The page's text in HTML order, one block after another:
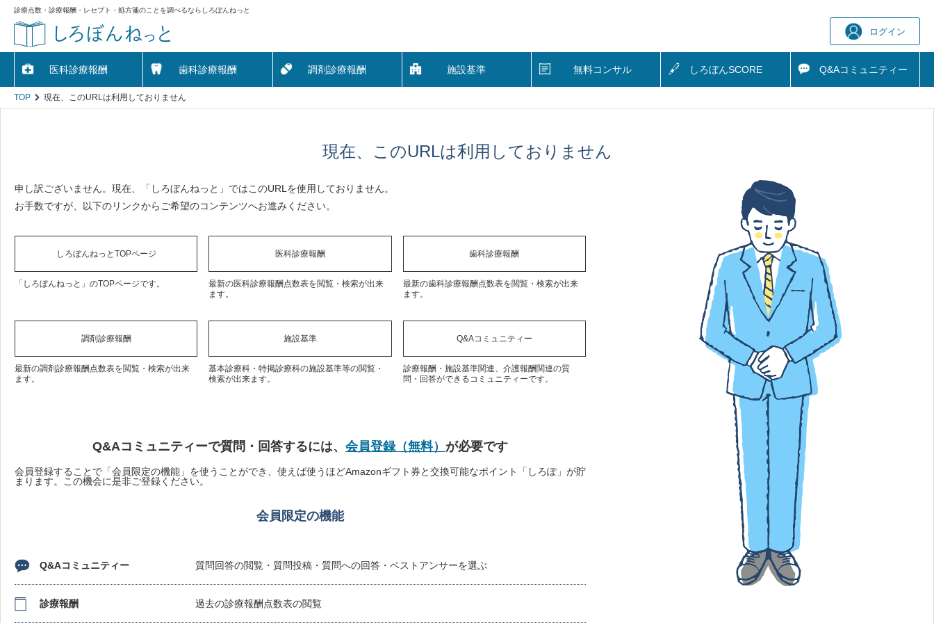
診療点数・診療報酬・レセプト・処方箋のことを調べるならしろぼんねっと
ログイン
医科診療報酬 歯科診療報酬 調剤診療報酬 施設基準 無料コンサル しろぼんSCORE Q&Aコミュニティー
TOP 現在、このURLは利用しておりません
現在、このURLは利用しておりません
申し訳ございません。現在、「しろぼんねっと」ではこのURLを使用しておりません。
お手数ですが、以下のリンクからご希望のコンテンツへお進みください。
しろぼんねっとTOPページ
「しろぼんねっと」のTOPページです。
医科診療報酬
最新の医科診療報酬点数表を閲覧・検索が出来
ます。
歯科診療報酬
最新の歯科診療報酬点数表を閲覧・検索が出来
ます。
調剤診療報酬
最新の調剤診療報酬点数表を閲覧・検索が出来
ます。
施設基準
基本診療科・特掲診療科の施設基準等の閲覧・
検索が出来ます。
Q&Aコミュニティー
診療報酬・施設基準関連、介護報酬関連の質
問・回答ができるコミュニティーです。
Q&Aコミュニティーで質問・回答するには、 会員登録（無料） が必要です
会員登録することで「会員限定の機能」を使うことができ、使えば使うほどAmazonギフト券と交換可能なポイント「しろぽ」が貯
まります。この機会に是非ご登録ください。
会員限定の機能
Q&Aコミュニティー 質問回答の閲覧・質問投稿・質問への回答・ベストアンサーを選ぶ
診療報酬 過去の診療報酬点数表の閲覧